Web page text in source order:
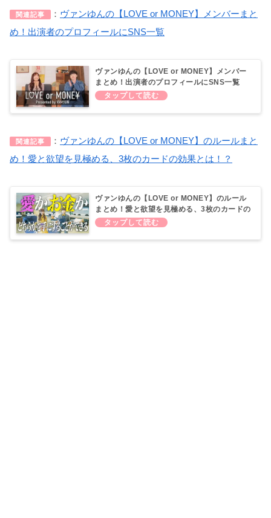
関連記事 ： ヴァンゆんの【LOVE or MONEY】メンバーまと
め！出演者のプロフィールにSNS一覧
ヴァンゆんの【LOVE or MONEY】メンバー
まとめ！出演者のプロフィールにSNS一覧
関連記事 ： ヴァンゆんの【LOVE or MONEY】のルールまと
め！愛と欲望を見極める、3枚のカードの効果とは！？
ヴァンゆんの【LOVE or MONEY】のルール
まとめ！愛と欲望を見極める、3枚のカードの
効果とは！？